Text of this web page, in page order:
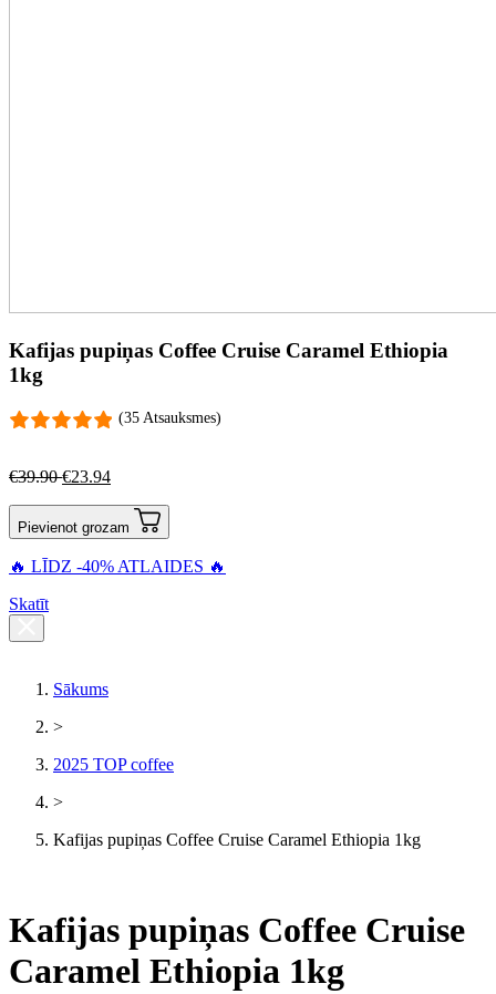
Kafijas pupiņas Coffee Cruise Caramel Ethiopia
1kg
(35 Atsauksmes)
€39.90 €23.94
Pievienot grozam
🔥 LĪDZ -40% ATLAIDES 🔥
Skatīt
Sākums
>
2025 TOP coffee
>
Kafijas pupiņas Coffee Cruise Caramel Ethiopia 1kg
Kafijas pupiņas Coffee Cruise
Caramel Ethiopia 1kg